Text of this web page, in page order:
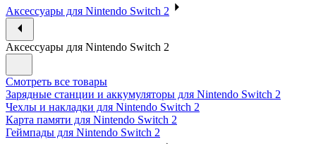
Аксессуары для Nintendo Switch 2
Аксессуары для Nintendo Switch 2
Смотреть все товары
Зарядные станции и аккумуляторы для Nintendo Switch 2
Чехлы и накладки для Nintendo Switch 2
Карта памяти для Nintendo Switch 2
Геймпады для Nintendo Switch 2